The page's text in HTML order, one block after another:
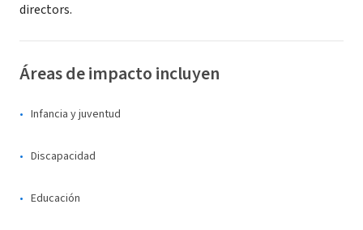
directors.
Áreas de impacto incluyen
Infancia y juventud
Discapacidad
Educación